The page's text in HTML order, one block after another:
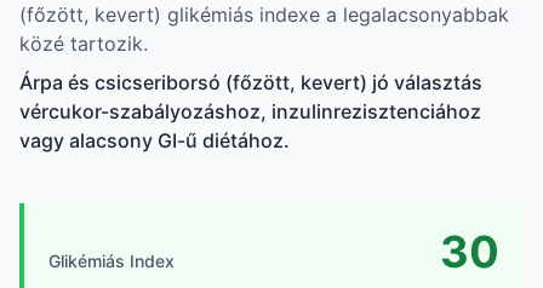
(főzött, kevert) glikémiás indexe a legalacsonyabbak
közé tartozik.
Árpa és csicseriborsó (főzött, kevert) jó választás
vércukor-szabályozáshoz, inzulinrezisztenciához
vagy alacsony GI-ű diétához.
Glikémiás Index 30